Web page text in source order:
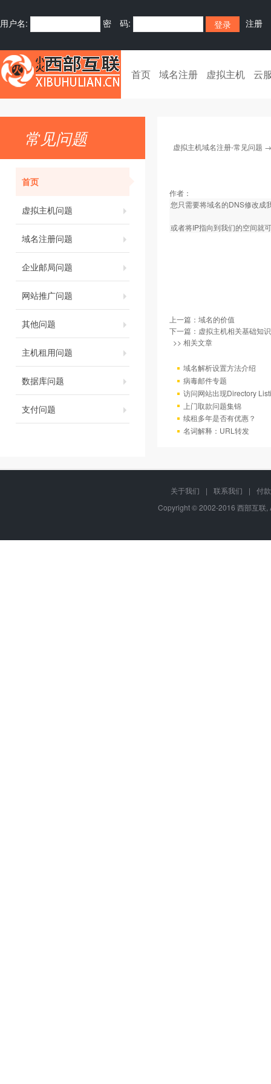
用户名: 密 码: 注册
首页 域名注册 虚拟主机 云
常见问题
首页
虚拟主机问题
域名注册问题
企业邮局问题
网站推广问题
其他问题
主机租用问题
数据库问题
支付问题
虚拟主机域名注册-常见问题
作者：
您只需要将域名的DNS修改成
或者将IP指向到我们的空间就
上一篇： 域名的价值
下一篇： 虚拟主机相关基础知识
>> 相关文章
域名解析设置方法介绍
病毒邮件专题
访问网站出现Directory
上门取款问题集锦
续租多年是否有优惠？
名词解释：URL转发
关于我们 | 联系我们 |
付
Copyright © 2002-2016 西部互